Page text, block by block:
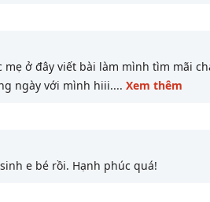
mẹ ở đây viết bài làm mình tìm mãi
ngày với mình hiii.... Xem thêm
e bé rồi. Hạnh phúc quá!